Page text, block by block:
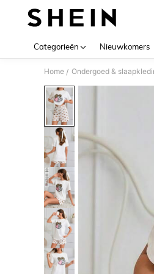
Categorieën Nieuwkomers
Home / Ondergoed &